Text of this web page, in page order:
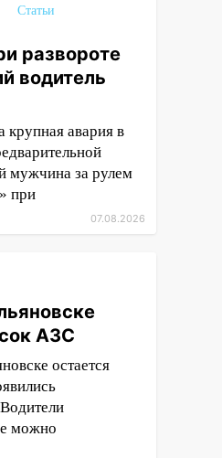
Статьи
развороте
водитель
крупная авария в
мужчина за рулем
при
07.08.2026
АЗС
остается
можно